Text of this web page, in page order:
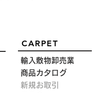
CARPET
輸入敷物卸売業
商品カタログ
新規お取引